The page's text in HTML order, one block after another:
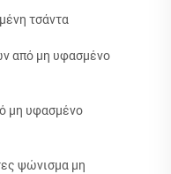
τσάντα
από μη υφασμένο
μη υφασμένο
ψώνισμα μη